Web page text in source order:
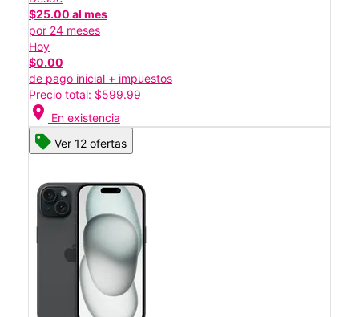
$25.00 al mes
por 24 meses
Hoy
$0.00
de pago inicial + impuestos
Precio total: $599.99
location_on En existencia
Ver 12 ofertas